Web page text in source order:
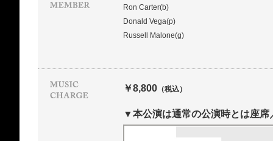
Ron Carter(b)
Donald Vega(p)
Russell Malone(g)
￥8,800 （税込）
▼本公演は通常の公演時とは座席